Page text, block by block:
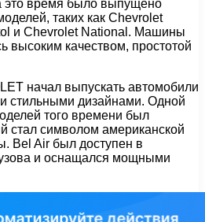
время было выпущено
таких как Chevrolet
и Chevrolet National. Машины
высоким качеством, простотой
начал выпускать автомобили
стильными дизайнами. Одной
того времени был
стал символом американской
Bel Air был доступен в
и оснащался мощными